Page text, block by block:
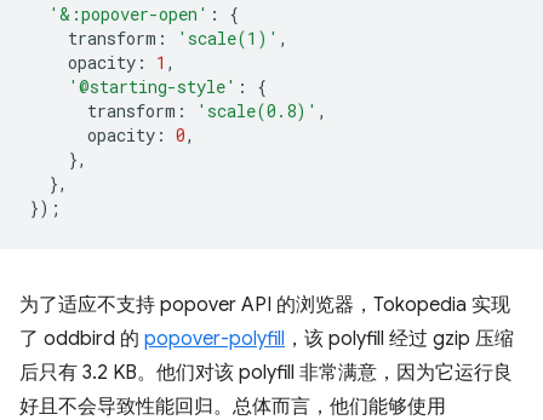
'&:popover-open' :
{
transform : 'scale(1)' ,
opacity : 1 ,
'@starting-style' :
{
transform : 'scale(0.8)' ,
opacity : 0,
},
},
});
为了适应不支持 popover API 的浏览器，Tokopedia 实现
了 oddbird 的 popover-polyfill ，该 polyfill 经过 gzip 压缩
后只有 3.2 KB。他们对该 polyfill 非常满意，因为它运行良
好且不会导致性能回归。总体而言，他们能够使用